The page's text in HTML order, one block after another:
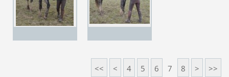
<< < 4 5 6 7 8 > >>